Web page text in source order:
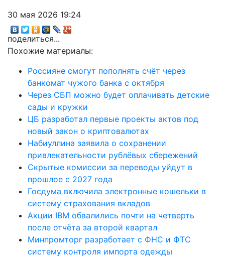
30 мая 2026 19:24
поделиться...
Похожие материалы:
Россияне смогут пополнять счёт через
банкомат чужого банка с октября
Через СБП можно будет оплачивать детские
сады и кружки
ЦБ разработал первые проекты актов под
новый закон о криптовалютах
Набиуллина заявила о сохранении
привлекательности рублёвых сбережений
Скрытые комиссии за переводы уйдут в
прошлое с 2027 года
Госдума включила электронные кошельки в
систему страхования вкладов
Акции IBM обвалились почти на четверть
после отчёта за второй квартал
Минпромторг разработает с ФНС и ФТС
систему контроля импорта одежды